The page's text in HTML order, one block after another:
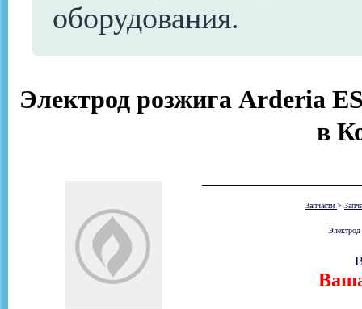
оборудования.
Электрод розжига Arderia
в
Запчасти >